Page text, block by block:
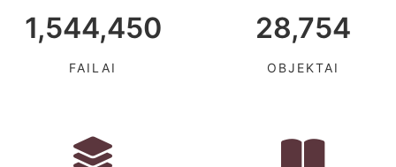
1,544,450
FAILAI
28,754
OBJEKTAI